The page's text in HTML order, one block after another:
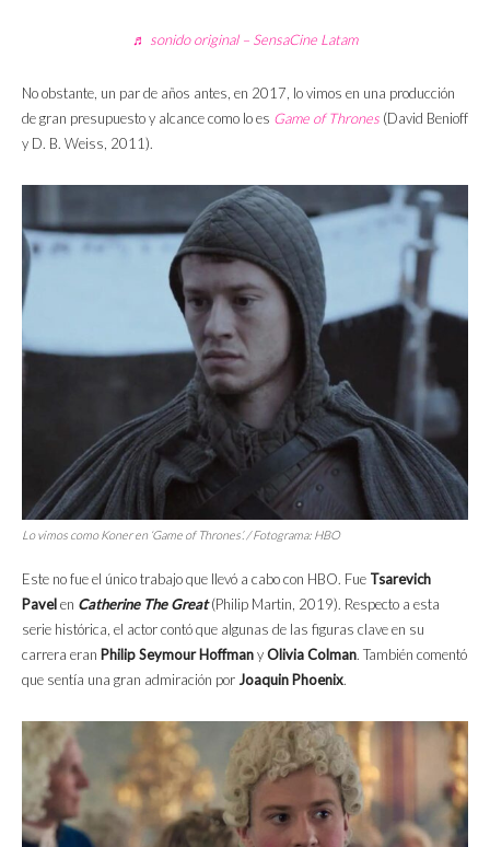
♬ sonido original – SensaCine Latam
No obstante, un par de años antes, en 2017, lo vimos en una producción
de gran presupuesto y alcance como lo es Game of Thrones (David Benioff
y D. B. Weiss, 2011).
Lo vimos como Koner en ‘Game of Thrones’. / Fotograma: HBO
Este no fue el único trabajo que llevó a cabo con HBO. Fue Tsarevich
Pavelen Catherine The Great(Philip Martin, 2019). Respecto a esta
serie histórica, el actor contó que algunas de las figuras clave en su
carrera eran Philip Seymour HoffmanyOlivia Colman. También comentó
que sentía una gran admiración porJoaquin Phoenix.